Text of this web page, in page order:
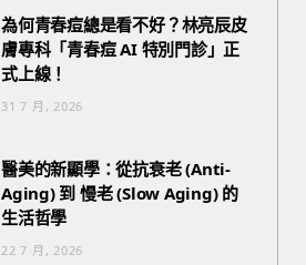
為何青春痘總是看不好？林亮辰皮
膚專科「青春痘 AI 特別門診」正
式上線！
31 7 月, 2026
醫美的新顯學：從抗衰老 (Anti-
Aging) 到 慢老 (Slow Aging) 的
生活哲學
22 7 月, 2026